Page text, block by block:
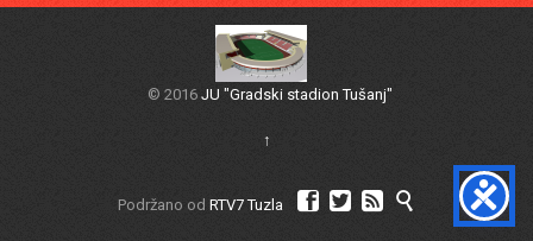
© 2016 JU "Gradski stadion Tušanj"
↑
Podržano od RTV7 Tuzla    